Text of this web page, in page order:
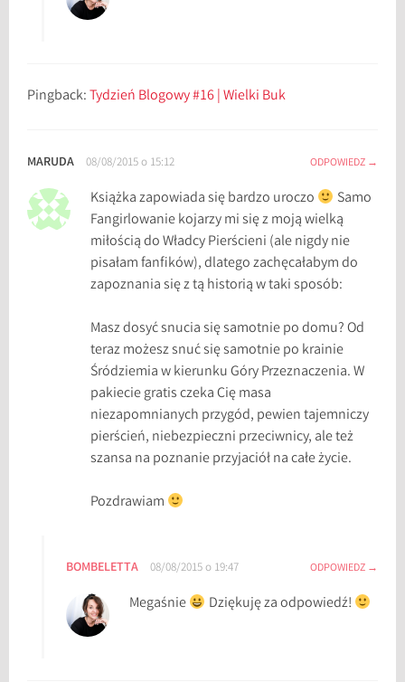
Pingback:Tydzień Blogowy #16 | Wielki Buk
MARUDA 08/08/2015 o 15:12 ODPOWIEDZ
Książka zapowiada się bardzo uroczo
Samo
Fangirlowanie kojarzy mi się z moją wielką
miłością do Władcy Pierścieni (ale nigdy nie
pisałam fanfików), dlatego zachęcałabym do
zapoznania się z tą historią w taki sposób:
Masz dosyć snucia się samotnie po domu? Od
teraz możesz snuć się samotnie po krainie
Śródziemia w kierunku Góry Przeznaczenia. W
pakiecie gratis czeka Cię masa
niezapomnianych przygód, pewien tajemniczy
pierścień, niebezpieczni przeciwnicy, ale też
szansa na poznanie przyjaciół na całe życie.
Pozdrawiam
BOMBELETTA 08/08/2015 o 19:47 ODPOWIEDZ
Megaśnie Dziękuję za odpowiedź!